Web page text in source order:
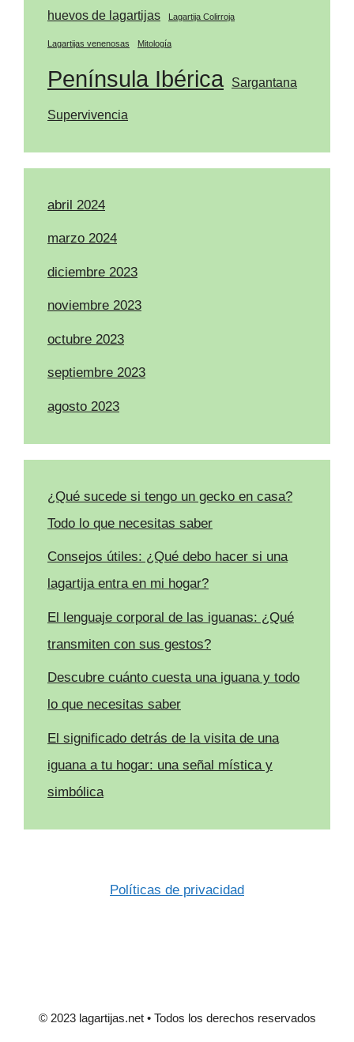
huevos de lagartijas Lagartija Colirroja
Lagartijas venenosas Mitología
Península Ibérica Sargantana
Supervivencia
abril 2024
marzo 2024
diciembre 2023
noviembre 2023
octubre 2023
septiembre 2023
agosto 2023
¿Qué sucede si tengo un gecko en casa?
Todo lo que necesitas saber
Consejos útiles: ¿Qué debo hacer si una
lagartija entra en mi hogar?
El lenguaje corporal de las iguanas: ¿Qué
transmiten con sus gestos?
Descubre cuánto cuesta una iguana y todo
lo que necesitas saber
El significado detrás de la visita de una
iguana a tu hogar: una señal mística y
simbólica
Políticas de privacidad
© 2023 lagartijas.net • Todos los derechos reservados